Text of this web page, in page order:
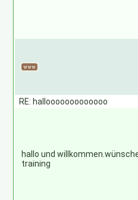
RE: hallooooooooooooo
hallo und
training